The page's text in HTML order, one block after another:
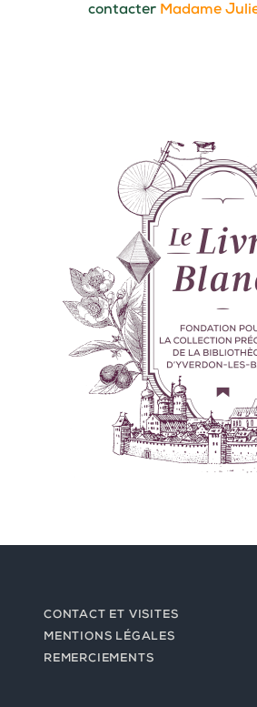
contacter Madame
CONTACT ET VISITES
MENTIONS LÉGALES
REMERCIEMENTS